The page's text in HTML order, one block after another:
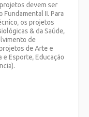
devem ser
Fundamental II. Para
os projetos
& da Saúde,
de
de Arte e
e Esporte, Educação